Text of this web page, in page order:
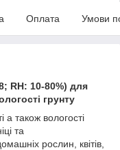
Оплата Умови
RH: 10-80%) для
грунту
а також вологості
та
рослин, квітів,